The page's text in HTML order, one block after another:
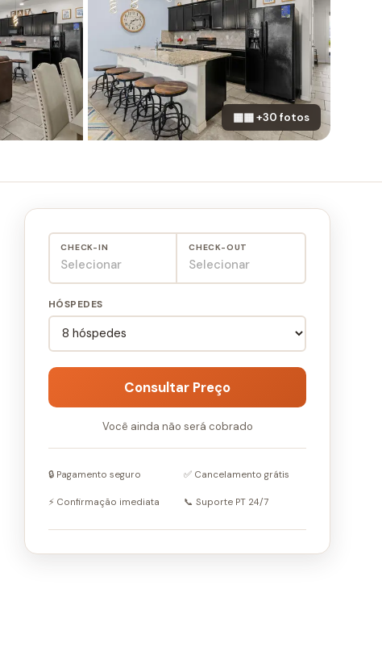
▦▦ +30 fotos
CHECK-IN
Selecionar
CHECK-OUT
Selecionar
HÓSPEDES
Consultar Preço
Você ainda não será cobrado
🔒 Pagamento seguro ✅ Cancelamento grátis
⚡ Confirmação imediata 📞 Suporte PT 24/7